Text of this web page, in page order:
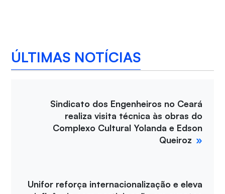
ÚLTIMAS NOTÍCIAS
Sindicato dos Engenheiros no Ceará
realiza visita técnica às obras do
Complexo Cultural Yolanda e Edson
Queiroz
Unifor reforça internacionalização e eleva